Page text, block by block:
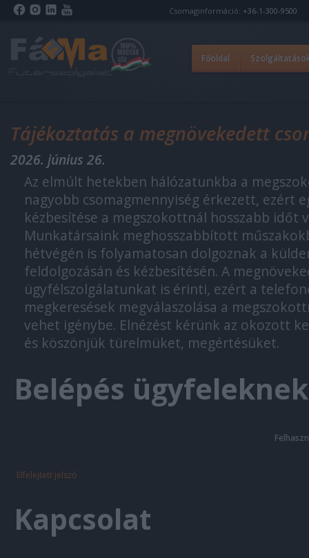
Csomaginformáció: +36-1-300-9500
Főoldal
Tájékoztatás a megnövekedett
2026. június 26.
Az elmúlt hetekben hálózatunkba a
nagyobb csomagmennyiség érkezett, ezért
kézbesítése a megszokottnál hosszabb időt
Munkatársaink meghosszabbított
hétvégén is folyamatosan dolgoznak a
feldolgozásán és kézbesítésén. A
ügyfélszolgálatunkat is érinti, ezért a
megkeresések megválaszolása a
vehet igénybe. Elnézést kérünk az okozott
és köszönjük türelmüket, megértésüket.
Belépés ügyfeleknek
Elfelejtett jelszó
Kapcsolat